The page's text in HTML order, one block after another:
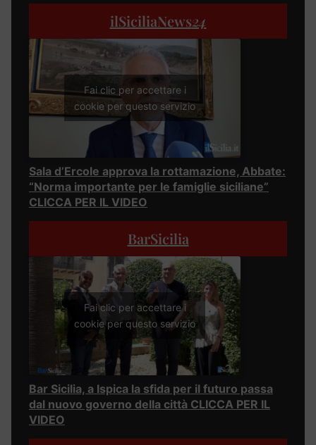
ilSiciliaNews24
Fai clic per accettare i
cookie per questo servizio
Sala d’Ercole approva la rottamazione, Abbate:
“Norma importante per le famiglie siciliane”
CLICCA PER IL VIDEO
BarSicilia
Fai clic per accettare i
cookie per questo servizio
Bar Sicilia, a Ispica la sfida per il futuro passa
dal nuovo governo della città CLICCA PER IL
VIDEO